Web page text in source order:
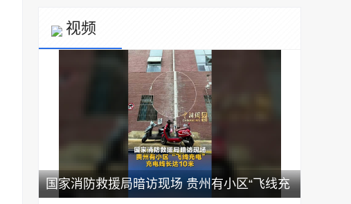
视频
国家消防救援局暗访现场 贵州有小区“飞线充